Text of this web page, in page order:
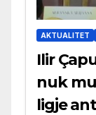
AKTUALITET
Ilir
nuk
ligje